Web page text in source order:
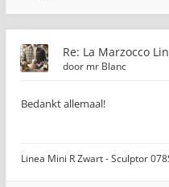
Re: La Marzocco
door mr Blanc
Bedankt allemaal!
Linea Mini R Zwart - Sculptor